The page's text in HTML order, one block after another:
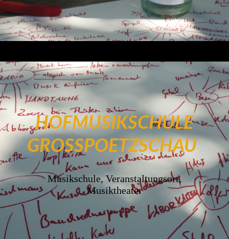
HOFMUSIKSCHULE
GROSSPOETZSCHAU
Musikschule, Veranstaltungsort,
Musiktheater